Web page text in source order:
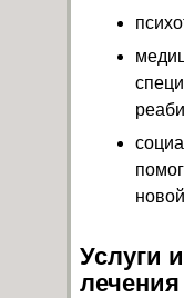
Услуги
лечения